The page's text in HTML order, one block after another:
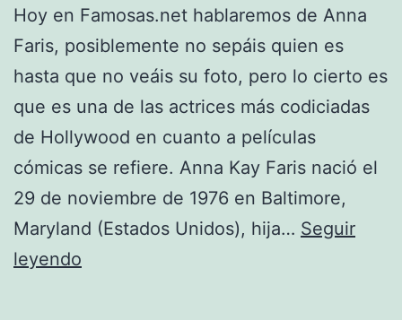
Hoy en Famosas.net hablaremos de Anna
Faris, posiblemente no sepáis quien es
hasta que no veáis su foto, pero lo cierto es
que es una de las actrices más codiciadas
de Hollywood en cuanto a películas
cómicas se refiere. Anna Kay Faris nació el
29 de noviembre de 1976 en Baltimore,
Maryland (Estados Unidos), hija… Seguir
leyendo